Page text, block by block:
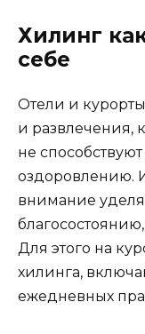
Хилинг
себе
Отели и
и развлечения,
не
оздоровлению.
внимание
Для этого на
хилинга,
ежедневных